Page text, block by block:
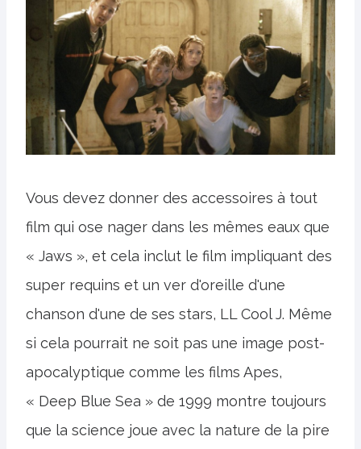
Vous devez donner des accessoires à tout
film qui ose nager dans les mêmes eaux que
« Jaws », et cela inclut le film impliquant des
super requins et un ver d'oreille d'une
chanson d'une de ses stars, LL Cool J. Même
si cela pourrait ne soit pas une image post-
apocalyptique comme les films Apes,
« Deep Blue Sea » de 1999 montre toujours
que la science joue avec la nature de la pire